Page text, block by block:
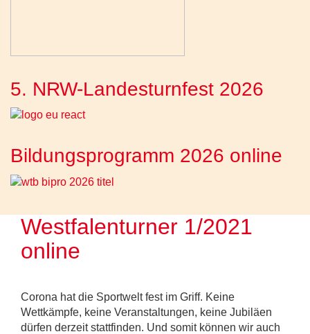
5. NRW-Landesturnfest 2026
Bildungsprogramm 2026 online
Westfalenturner 1/2021
online
Corona hat die Sportwelt fest im Griff. Keine
Wettkämpfe, keine Veranstaltungen, keine Jubiläen
dürfen derzeit stattfinden. Und somit können wir auch